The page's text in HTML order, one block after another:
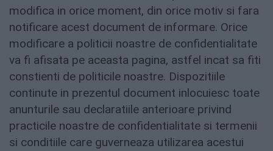
modifica in orice moment, din orice motiv si fara
notificare acest document de informare. Orice
modificare a politicii noastre de confidentialitate
va fi afisata pe aceasta pagina, astfel incat sa fiti
constienti de politicile noastre. Dispozitiile
continute in prezentul document inlocuiesc toate
anunturile sau declaratiile anterioare privind
practicile noastre de confidentialitate si termenii
si conditiile care guverneaza utilizarea acestui